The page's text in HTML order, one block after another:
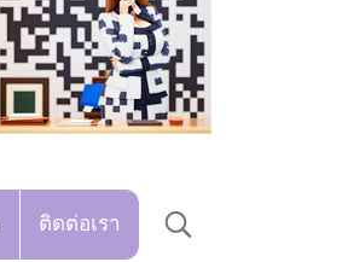
ติดต่อเรา